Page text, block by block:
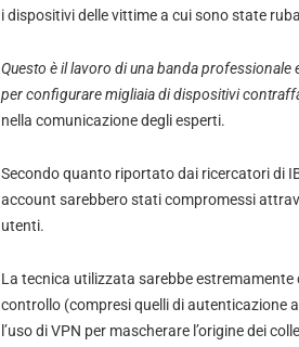
i dispositivi delle vittime a cui sono state
Questo è il lavoro di una banda
per configurare migliaia di dispositivi
nella comunicazione degli esperti.
Secondo quanto riportato dai ricercatori di
account sarebbero stati compromessi
utenti.
La tecnica utilizzata sarebbe
controllo (compresi quelli di autenticazione
l’uso di VPN per mascherare l’origine dei